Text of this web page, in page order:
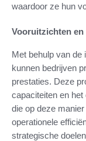
waardoor ze hun
Vooruitzichten
Met behulp van de
kunnen bedrijven
prestaties. Deze
capaciteiten en
die op deze
operationele
strategische